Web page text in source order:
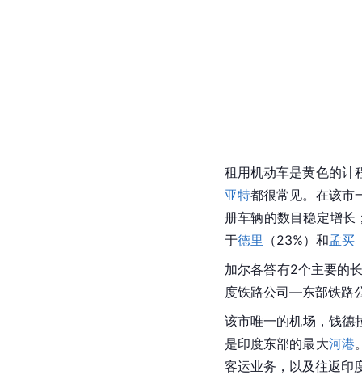
租用机动车是黄色的计
亚特都很常见。在该市
册车辆的数目稳定增
于德里 （23%）和孟买
加尔各答有2个主要的
度铁路公司—东部铁路
该市唯一的机场，钱德
是印度东部的最大河港
客运业务，以及往返印